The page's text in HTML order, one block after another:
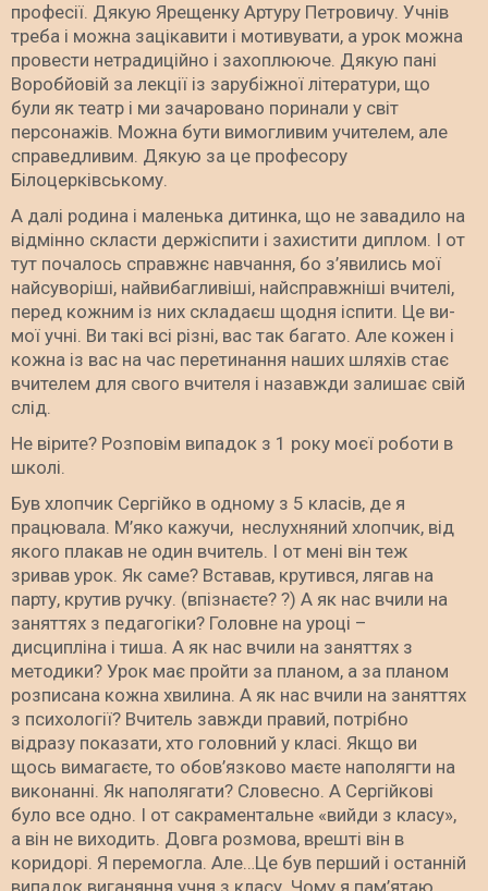
професії. Дякую Ярещенку Артуру Петровичу. Учнів
треба і можна зацікавити і мотивувати, а урок можна
провести нетрадиційно і захоплююче. Дякую пані
Воробйовій за лекції із зарубіжної літератури, що
були як театр і ми зачаровано поринали у світ
персонажів. Можна бути вимогливим учителем, але
справедливим. Дякую за це професору
Білоцерківському.
А далі родина і маленька дитинка, що не завадило на
відмінно скласти держіспити і захистити диплом. І от
тут почалось справжнє навчання, бо з’явились мої
найсуворіші, найвибагливіші, найсправжніші вчителі,
перед кожним із них складаєш щодня іспити. Це ви-
мої учні. Ви такі всі різні, вас так багато. Але кожен і
кожна із вас на час перетинання наших шляхів стає
вчителем для свого вчителя і назавжди залишає свій
слід.
Не вірите? Розповім випадок з 1 року моєї роботи в
школі.
Був хлопчик Сергійко в одному з 5 класів, де я
працювала. М’яко кажучи, неслухняний хлопчик, від
якого плакав не один вчитель. І от мені він теж
зривав урок. Як саме? Вставав, крутився, лягав на
парту, крутив ручку. (впізнаєте? ?) А як нас вчили на
заняттях з педагогіки? Головне на уроці –
дисципліна і тиша. А як нас вчили на заняттях з
методики? Урок має пройти за планом, а за планом
розписана кожна хвилина. А як нас вчили на заняттях
з психології? Вчитель завжди правий, потрібно
відразу показати, хто головний у класі. Якщо ви
щось вимагаєте, то обов’язково маєте наполягти на
виконанні. Як наполягати? Словесно. А Сергійкові
було все одно. І от сакраментальне «вийди з класу»,
а він не виходить. Довга розмова, врешті він в
коридорі. Я перемогла. Але…Це був перший і останній